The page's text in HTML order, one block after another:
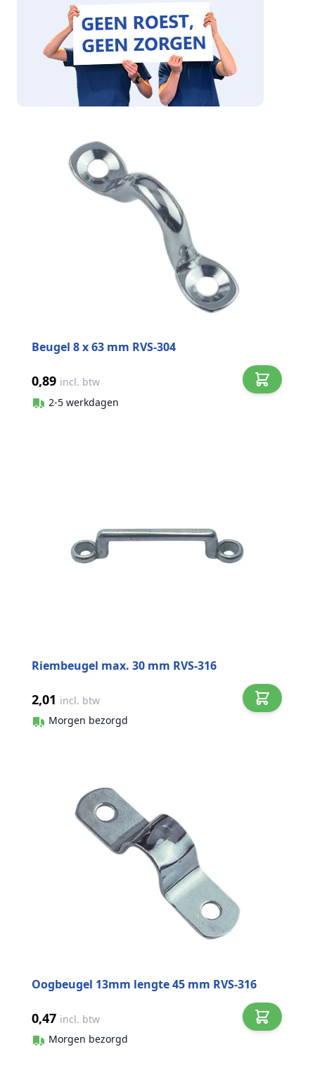
Beugel 8 x 63 mm RVS-304
0,89 incl. btw
2-5 werkdagen
Riembeugel max. 30 mm RVS-316
2,01 incl. btw
Morgen bezorgd
Oogbeugel 13mm lengte 45 mm RVS-316
0,47 incl. btw
Morgen bezorgd